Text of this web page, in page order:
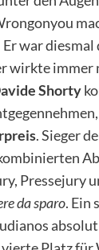
war
wirkte immer
Shorty
. Sieger
Pressejury
da sparo. Ein